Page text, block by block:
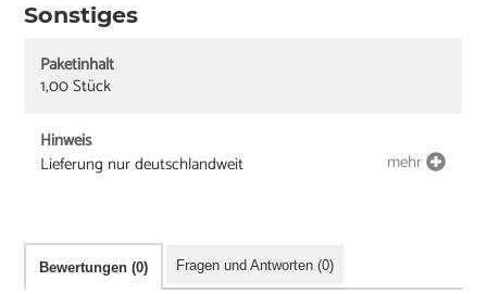
Sonstiges
Paketinhalt
1,00 Stück
Hinweis
Lieferung nur deutschlandweit
mehr
Bewertungen (0) Fragen und Antworten (0)